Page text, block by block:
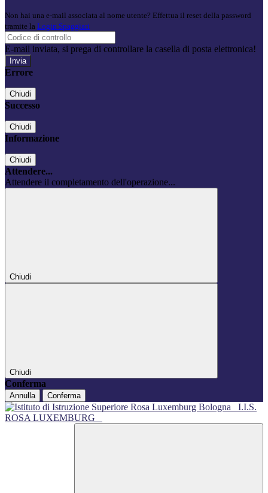
Non hai una e-mail associata al nome utente? Effettua il reset della password
tramite la Login Spaggiari
E-mail inviata, si prega di controllare la casella di posta elettronica!
Errore
Chiudi
Successo
Chiudi
Informazione
Chiudi
Attendere...
Attendere il completamento dell'operazione...
Chiudi
Chiudi
Conferma
Annulla Conferma
I.I.S.
ROSA LUXEMBURG